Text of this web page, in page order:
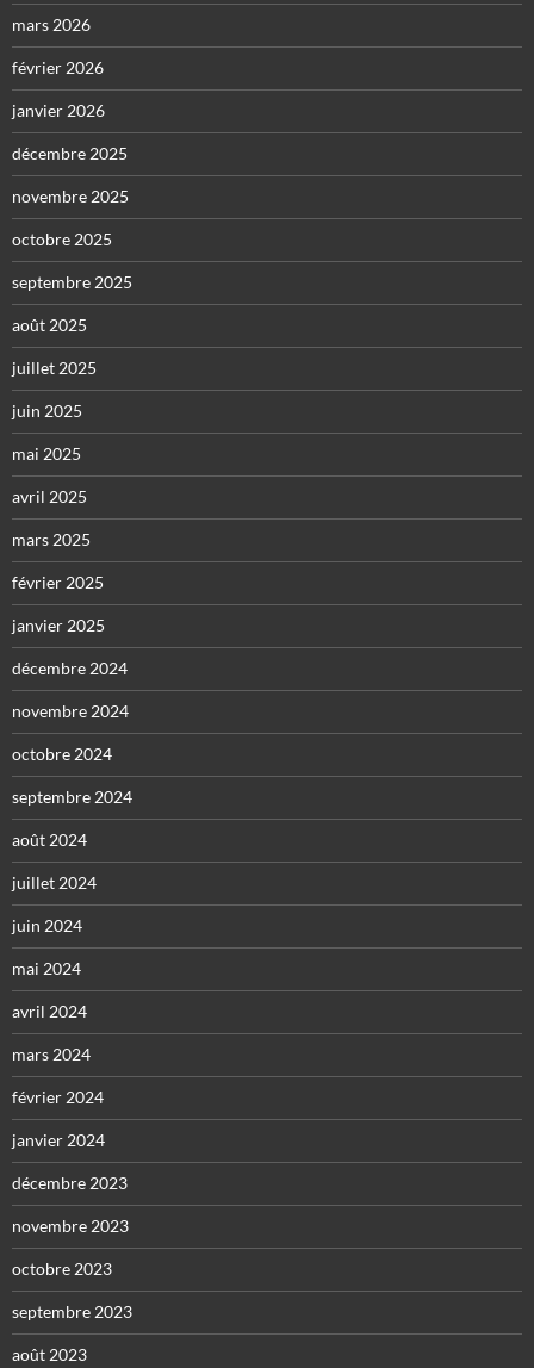
mars 2026
février 2026
janvier 2026
décembre 2025
novembre 2025
octobre 2025
septembre 2025
août 2025
juillet 2025
juin 2025
mai 2025
avril 2025
mars 2025
février 2025
janvier 2025
décembre 2024
novembre 2024
octobre 2024
septembre 2024
août 2024
juillet 2024
juin 2024
mai 2024
avril 2024
mars 2024
février 2024
janvier 2024
décembre 2023
novembre 2023
octobre 2023
septembre 2023
août 2023